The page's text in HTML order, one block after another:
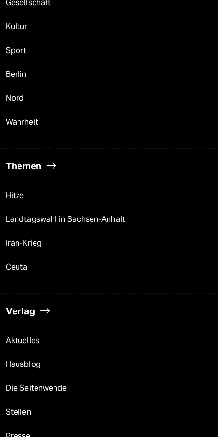
Gesellschaft
Kultur
Sport
Berlin
Nord
Wahrheit
Themen
Hitze
Landtagswahl in Sachsen-Anhalt
Iran-Krieg
Ceuta
Verlag
Aktuelles
Hausblog
Die Seitenwende
Stellen